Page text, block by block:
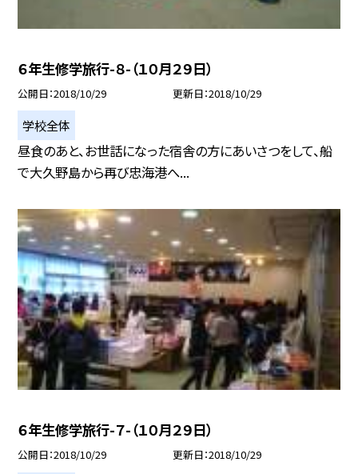
６年生修学旅行-８-（１０月２９日）
公開日 2018/10/29 更新日 2018/10/29
学校全体
昼食のあと、お世話になった宿舎の方にあいさつをして、船
で大久野島から再び忠海港へ...
６年生修学旅行-７-（１０月２９日）
公開日 2018/10/29 更新日 2018/10/29